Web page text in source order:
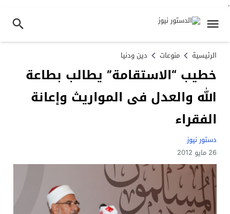
.
الرئيسية منوعات دين ودنيا
خطيب “الاستقامة” يطالب بطاعة
الله والعدل فى المواريث وإعانة
الفقراء
دستور نيوز
26 مايو 2012